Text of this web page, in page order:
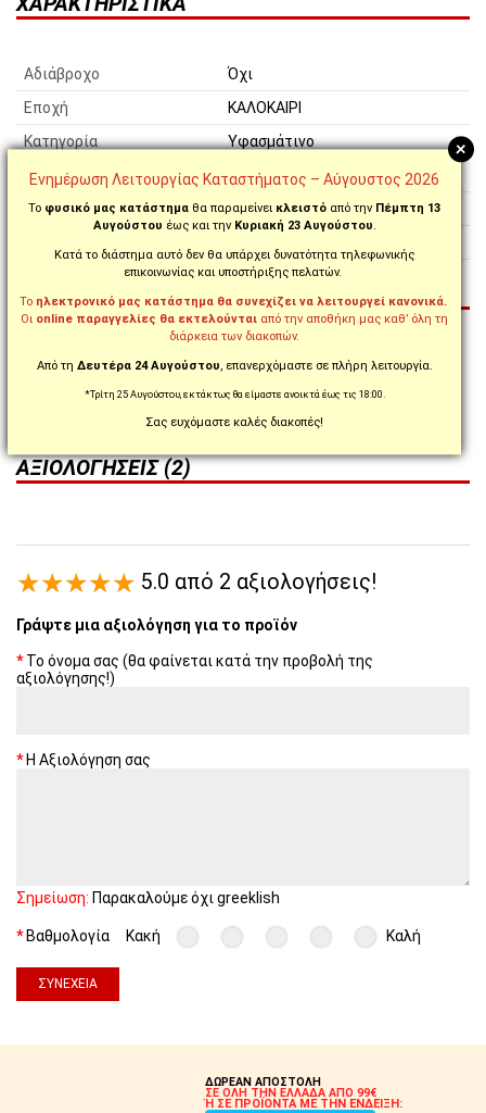
Αδιάβροχο
Όχι
Εποχή
ΚΑΛΟΚΑΙΡΙ
Κατηγορία
Υφασμάτινο
Στυλ Οδήγησης
Σπορ
Μήκος
Κοντό
ΣΧΕΤΙΚΈΣ ΚΑΤΗΓΟΡΊΕΣ
ΕΝΔΥΣΗ ΑΝΑΒΑΤΗ / ΓΑΝΤΙΑ / ΚΑΛΟΚΑΙΡΙΝΑ
ΕΝΔΥΣΗ ΑΝΑΒΑΤΗ / ΓΑΝΤΙΑ / ΠΡΟΣΦΟΡΕΣ
ΠΡΟΣΦΟΡΕΣ
ΑΞΙΟΛΟΓΉΣΕΙΣ (2)
5.0 από 2 αξιολογήσεις!
Γράψτε μια αξιολόγηση για το προϊόν
Το όνομα σας (θα φαίνεται κατά την προβολή της
αξιολόγησης!)
Η Αξιολόγηση σας
Σημείωση: Παρακαλούμε όχι greeklish
Βαθμολογία Κακή Καλή
ΣΥΝΈΧΕΙΑ
ΔΩΡΕΑΝ ΑΠΟΣΤΟΛΗ
ΣΕ ΟΛΗ ΤΗΝ ΕΛΛΑΔΑ ΑΠΟ 99€
Ή ΣΕ ΠΡΟΪΟΝΤΑ ΜΕ ΤΗΝ ΕΝΔΕΙΞΗ:
+
Ενημέρωση Λειτουργίας Καταστήματος – Αύγουστος 2026
Το φυσικό μας κατάστημα θα παραμείνει κλειστό από την Πέμπτη 13
Αυγούστου έως και τηνΚυριακή 23 Αυγούστου.
Κατά το διάστημα αυτό δεν θα υπάρχει δυνατότητα τηλεφωνικής
επικοινωνίας και υποστήριξης πελατών.
Το ηλεκτρονικό μας κατάστημα θα συνεχίζει να λειτουργεί κανονικά.
Οι online παραγγελίες θα εκτελούνται από την αποθήκη μας καθ’ όλη τη
διάρκεια των διακοπών.
Από τη Δευτέρα 24 Αυγούστου, επανερχόμαστε σε πλήρη λειτουργία.
*Τρίτη 25 Αυγούστου, εκτάκτως θα είμαστε ανοικτά έως τις 18:00.
Σας ευχόμαστε καλές διακοπές!